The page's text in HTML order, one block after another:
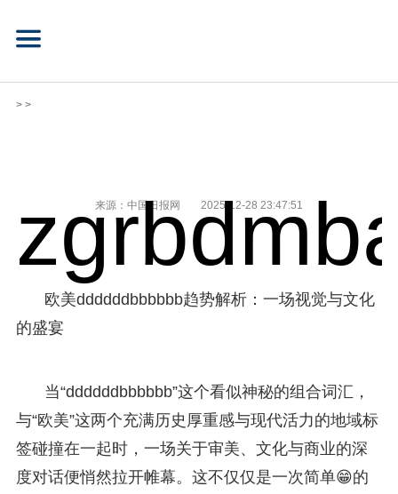
> >
来源：中国日报网 2025-12-28 23:47:51
欧美ddddddbbbbbb趋势解析：一场视觉与文化
的盛宴
当“ddddddbbbbbb”这个看似神秘的组合词汇，
与“欧美”这两个充满历史厚重感与现代活力的地域标
签碰撞在一起时，一场关于审美、文化与商业的深
度对话便悄然拉开帷幕。这不仅仅是一次简单😁的